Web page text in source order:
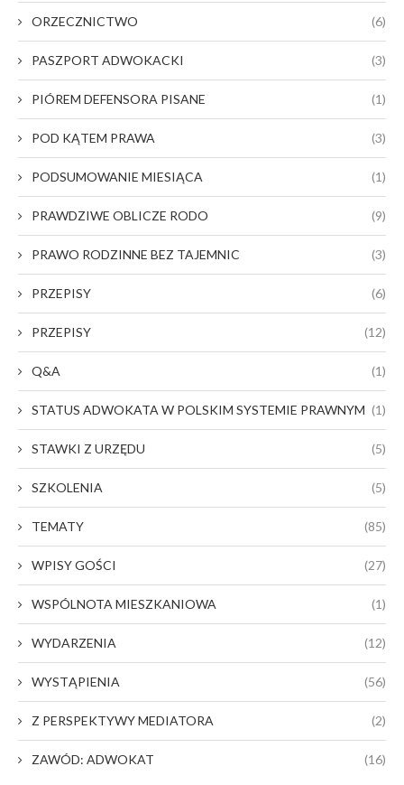
ORZECZNICTWO (6)
PASZPORT ADWOKACKI (3)
PIÓREM DEFENSORA PISANE (1)
POD KĄTEM PRAWA (3)
PODSUMOWANIE MIESIĄCA (1)
PRAWDZIWE OBLICZE RODO (9)
PRAWO RODZINNE BEZ TAJEMNIC (3)
PRZEPISY (6)
PRZEPISY (12)
Q&A (1)
STATUS ADWOKATA W POLSKIM SYSTEMIE PRAWNYM (1)
STAWKI Z URZĘDU (5)
SZKOLENIA (5)
TEMATY (85)
WPISY GOŚCI (27)
WSPÓLNOTA MIESZKANIOWA (1)
WYDARZENIA (12)
WYSTĄPIENIA (56)
Z PERSPEKTYWY MEDIATORA (2)
ZAWÓD: ADWOKAT (16)